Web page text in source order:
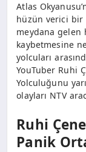
Atlas
hüzün verici bir
meydana gelen
kaybetmesine
yolcuları
YouTuber Ruhi
Yolculuğunu
olayları NTV
Ruhi
Panik